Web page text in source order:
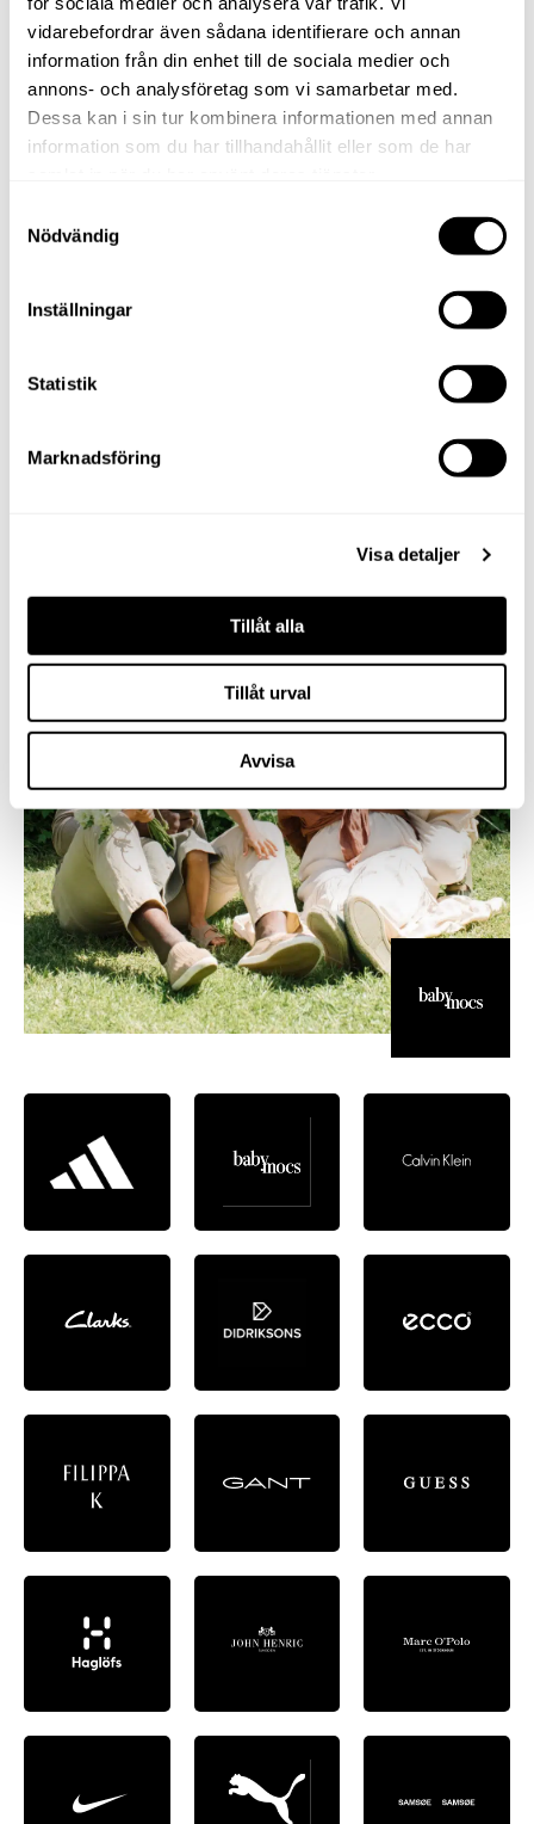
vidarebefordrar även sådana identifierare och annan
information från din enhet till de sociala medier och
annons- och analysföretag som vi samarbetar med.
Dessa kan i sin tur kombinera informationen med annan
information som du har tillhandahållit eller som de har
Nödvändig
Inställningar
Statistik
Marknadsföring
Visa detaljer
Tillåt alla
Tillåt urval
Avvisa